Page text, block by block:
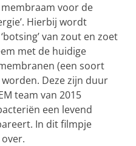
voor de
Hierbij wordt
van zout en zoet
met de huidige
(een soort
Deze zijn duur
team van 2015
een levend
In dit filmpje